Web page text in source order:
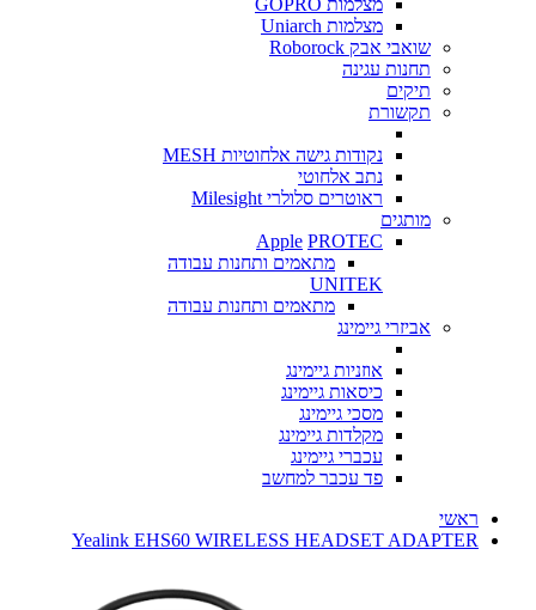
מצלמות GOPRO
מצלמות Uniarch
שואבי אבק Roborock
תחנות עגינה
תיקים
תקשורת
נקודות גישה אלחוטיות MESH
נתב אלחוטי
ראוטרים סלולרי Milesight
מותגים
Apple PROTEC
מתאמים ותחנות עבודה
UNITEK
מתאמים ותחנות עבודה
אביזרי גיימינג
אוזניות גיימינג
כיסאות גיימינג
מסכי גיימינג
מקלדות גיימינג
עכברי גיימינג
פד עכבר למחשב
ראשי
Yealink EHS60 WIRELESS HEADSET ADAPTER